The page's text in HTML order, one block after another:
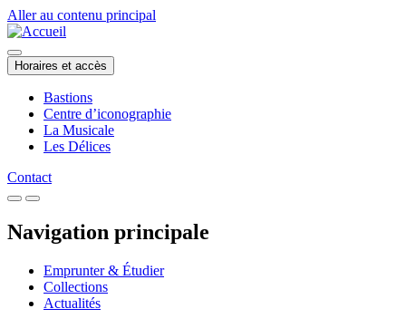
Aller au contenu principal
Horaires et accès
Bastions
Centre d’iconographie
La Musicale
Les Délices
Contact
Navigation principale
Emprunter & Étudier
Collections
Actualités